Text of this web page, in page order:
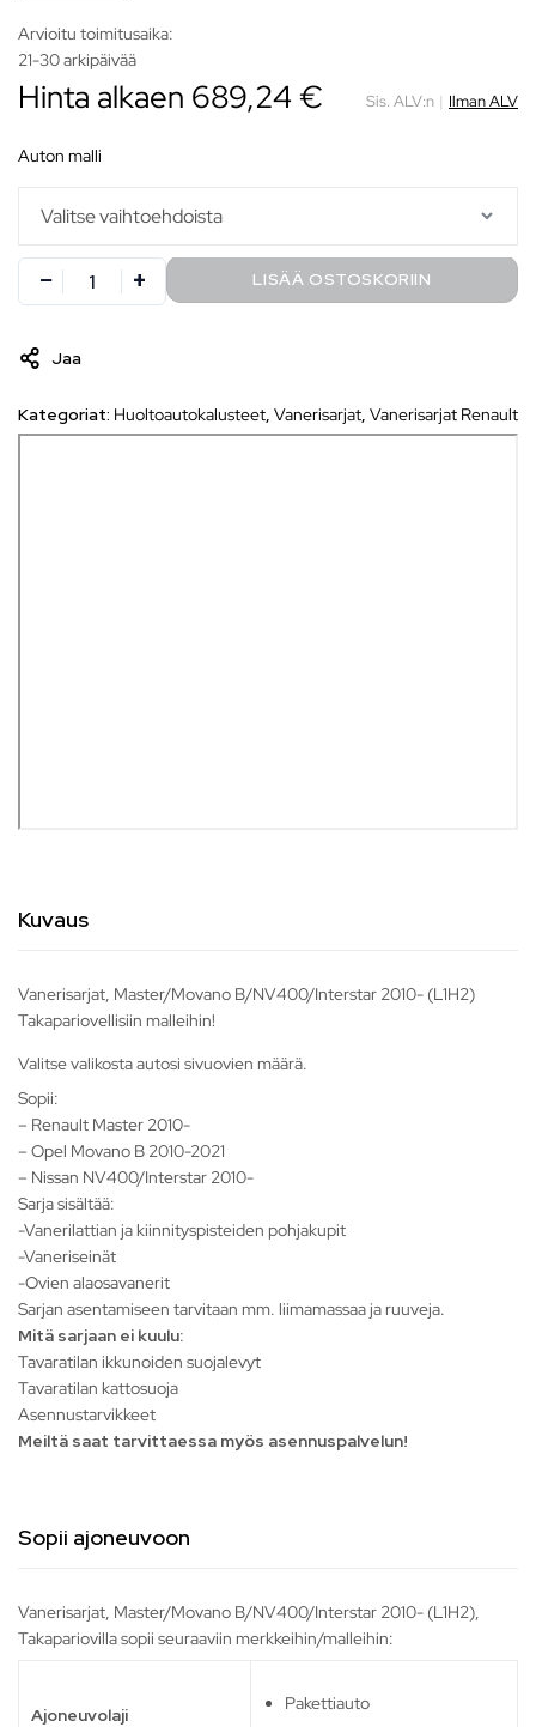
Arvioitu toimitusaika:
21-30 arkipäivää
Hinta alkaen 689,24€ Sis. ALV:n | Ilman ALV
auton malli
LISÄÄ OSTOSKORIIN
Jaa
Kategoriat: Huoltoautokalusteet, Vanerisarjat, Vanerisarjat Renault
Kuvaus
Vanerisarjat, Master/Movano B/NV400/Interstar 2010- (L1H2)
Takapariovellisiin malleihin!
Valitse valikosta autosi sivuovien määrä.
Sopii:
– Renault Master 2010-
– Opel Movano B 2010-2021
– Nissan NV400/Interstar 2010-
Sarja sisältää:
-Vanerilattian ja kiinnityspisteiden pohjakupit
-Vaneriseinät
-Ovien alaosavanerit
Sarjan asentamiseen tarvitaan mm. liimamassaa ja ruuveja.
Mitä sarjaan ei kuulu:
Tavaratilan ikkunoiden suojalevyt
Tavaratilan kattosuoja
Asennustarvikkeet
Meiltä saat tarvittaessa myös asennuspalvelun!
Sopii ajoneuvoon
Vanerisarjat, Master/Movano B/NV400/Interstar 2010- (L1H2),
Takapariovilla sopii seuraaviin merkkeihin/malleihin:
Ajoneuvolaji
Pakettiauto